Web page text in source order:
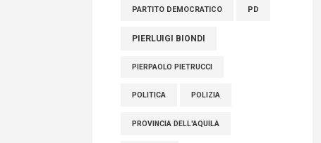
PARTITO DEMOCRATICO PD
PIERLUIGI BIONDI
PIERPAOLO PIETRUCCI
POLITICA POLIZIA
PROVINCIA DELL'AQUILA